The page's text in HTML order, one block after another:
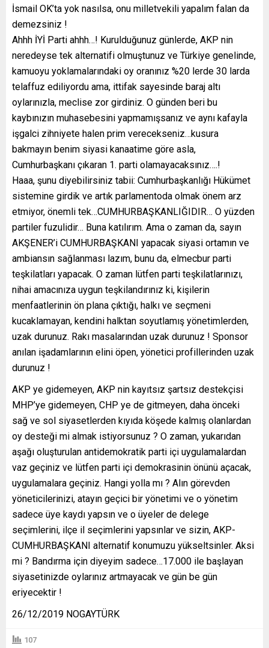
İsmail OK’ta yok nasılsa, onu milletvekili yapalım falan da
demezsiniz !
Ahhh İYİ Parti ahhh…! Kurulduğunuz günlerde, AKP nin
neredeyse tek alternatifi olmuştunuz ve Türkiye genelinde,
kamuoyu yoklamalarındaki oy oranınız %20 lerde 30 larda
telaffuz ediliyordu ama, ittifak sayesinde baraj altı
oylarınızla, meclise zor girdiniz. O günden beri bu
kaybınızın muhasebesini yapmamışsanız ve aynı kafayla
işgalci zihniyete halen prim verecekseniz…kusura
bakmayın benim siyasi kanaatime göre asla,
Cumhurbaşkanı çıkaran 1. parti olamayacaksınız….!
Haaa, şunu diyebilirsiniz tabii: Cumhurbaşkanlığı Hükümet
sistemine girdik ve artık parlamentoda olmak önem arz
etmiyor, önemli tek…CUMHURBAŞKANLIĞIDIR… O yüzden
partiler fuzulidir… Buna katılırım. Ama o zaman da, sayın
AKŞENER’i CUMHURBAŞKANI yapacak siyasi ortamın ve
ambiansın sağlanması lazım, bunu da, elmecbur parti
teşkilatları yapacak. O zaman lütfen parti teşkilatlarınızı,
nihai amacınıza uygun teşkilandırınız ki, kişilerin
menfaatlerinin ön plana çıktığı, halkı ve seçmeni
kucaklamayan, kendini halktan soyutlamış yönetimlerden,
uzak durunuz. Rakı masalarından uzak durunuz ! Sponsor
anılan işadamlarının elini öpen, yönetici profillerinden uzak
durunuz !
AKP ye gidemeyen, AKP nin kayıtsız şartsız destekçisi
MHP’ye gidemeyen, CHP ye de gitmeyen, daha önceki
sağ ve sol siyasetlerden kıyıda köşede kalmış olanlardan
oy desteği mi almak istiyorsunuz ? O zaman, yukarıdan
aşağı oluşturulan antidemokratik parti içi uygulamalardan
vaz geçiniz ve lütfen parti içi demokrasinin önünü açacak,
uygulamalara geçiniz. Hangi yolla mı ? Alın görevden
yöneticilerinizi, atayın geçici bir yönetimi ve o yönetim
sadece üye kaydı yapsın ve o üyeler de delege
seçimlerini, ilçe il seçimlerini yapsınlar ve sizin, AKP-
CUMHURBAŞKANI alternatif konumuzu yükseltsinler. Aksi
mi ? Bandırma için diyeyim sadece…17.000 ile başlayan
siyasetinizde oylarınız artmayacak ve gün be gün
eriyecektir !
26/12/2019 NOGAYTÜRK
107